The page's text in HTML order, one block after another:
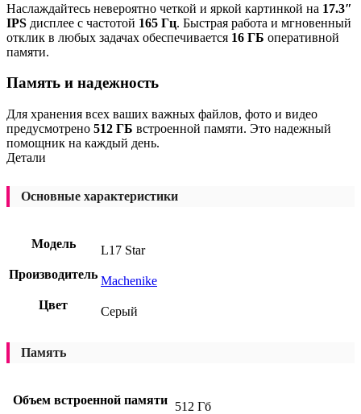
Наслаждайтесь невероятно четкой и яркой картинкой на 17.3″
IPS дисплее с частотой 165 Гц. Быстрая работа и мгновенный
отклик в любых задачах обеспечивается 16 ГБ оперативной
памяти.
Память и надежность
Для хранения всех ваших важных файлов, фото и видео
предусмотрено 512 ГБ встроенной памяти. Это надежный
помощник на каждый день.
Детали
Основные характеристики
Модель
L17 Star
Производитель Machenike
Цвет
Серый
Память
Объем встроенной памяти 512 Гб